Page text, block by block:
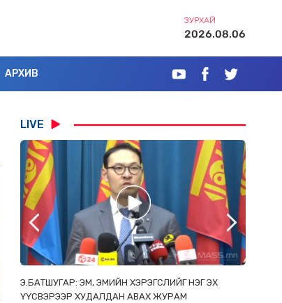
ЗУРХАЙ
2026.08.06
АРХИВ
LIVE
Э.БАТШУГАР: ЭМ, ЭМИЙН ХЭРЭГСЛИЙГ НЭГ ЭХ
ҮҮСВЭРЭЭР ХУДАЛДАН АВАХ ЖУРАМ